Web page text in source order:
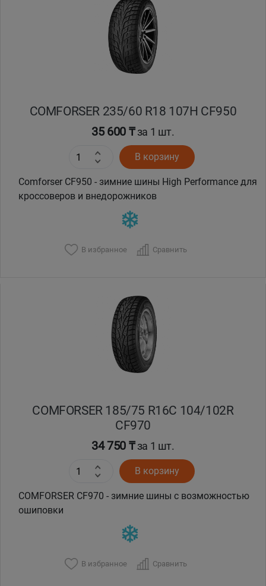
COMFORSER 235/60 R18 107H CF950
35 600 ₸за 1 шт.
В корзину
Comforser CF950 - зимние шины High Performance для
кроссоверов и внедорожников
В избранное Сравнить
COMFORSER 185/75 R16C 104/102R
CF970
34 750 ₸за 1 шт.
В корзину
COMFORSER CF970 - зимние шины с возможностью
ошиповки
В избранное Сравнить